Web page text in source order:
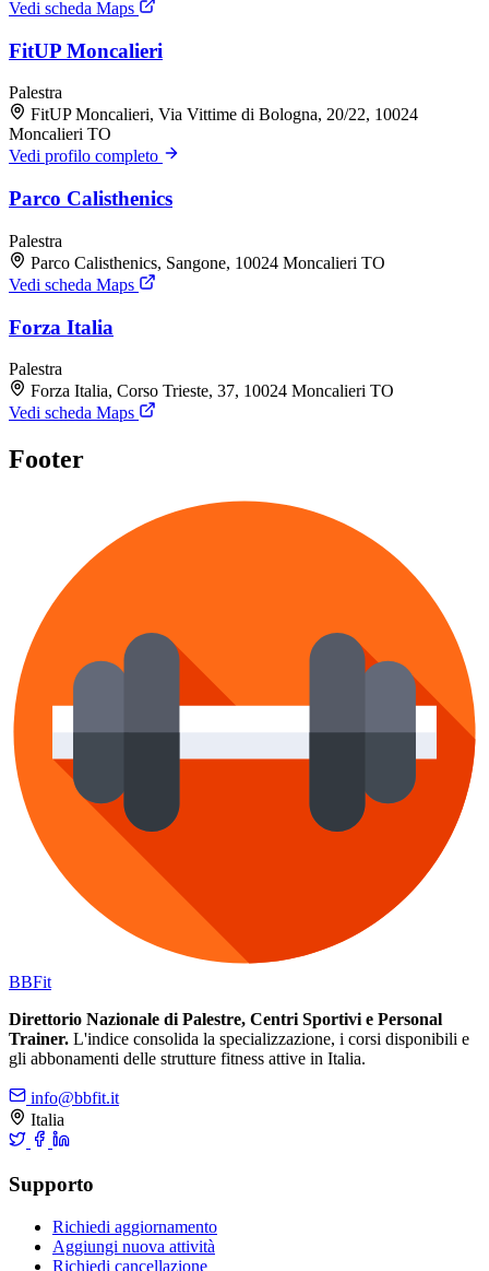
Vedi scheda Maps
FitUP Moncalieri
Palestra
FitUP Moncalieri, Via Vittime di Bologna, 20/22, 10024
Moncalieri TO
Vedi profilo completo
Parco Calisthenics
Palestra
Parco Calisthenics, Sangone, 10024 Moncalieri TO
Vedi scheda Maps
Forza Italia
Palestra
Forza Italia, Corso Trieste, 37, 10024 Moncalieri TO
Vedi scheda Maps
Footer
BBFit
Direttorio Nazionale di Palestre, Centri Sportivi e Personal
Trainer. L'indice consolida la specializzazione, i corsi disponibili e
gli abbonamenti delle strutture fitness attive in Italia.
info@bbfit.it
Italia
Supporto
Richiedi aggiornamento
Aggiungi nuova attività
Richiedi cancellazione